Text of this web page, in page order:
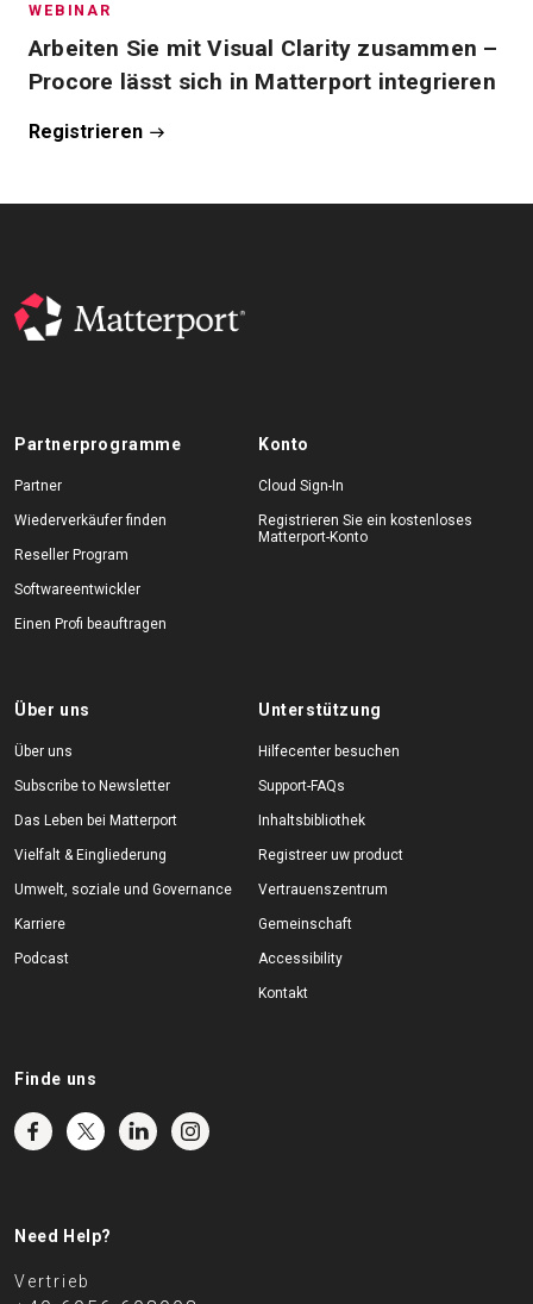
WEBINAR
Arbeiten Sie mit Visual Clarity zusammen –
Procore lässt sich in Matterport integrieren
Registrieren
Partnerprogramme
Partner
Wiederverkäufer finden
Reseller Program
Softwareentwickler
Einen Profi beauftragen
Konto
Cloud Sign-In
Registrieren Sie ein kostenloses
Matterport-Konto
Über uns
Über uns
Subscribe to Newsletter
Das Leben bei Matterport
Vielfalt & Eingliederung
Umwelt, soziale und Governance
Karriere
Podcast
Unterstützung
Hilfecenter besuchen
Support-FAQs
Inhaltsbibliothek
Registreer uw product
Vertrauenszentrum
Gemeinschaft
Accessibility
Kontakt
Finde uns
Need Help?
Vertrieb